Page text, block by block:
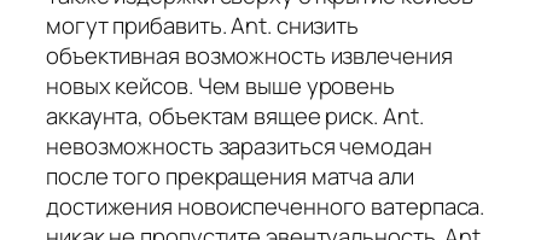
могут прибавить. Ant. снизить
объективная возможность извлечения
новых кейсов. Чем выше уровень
аккаунта, объектам вящее риск. Ant.
невозможность заразиться чемодан
после того прекращения матча али
достижения новоиспеченного ватерпаса.